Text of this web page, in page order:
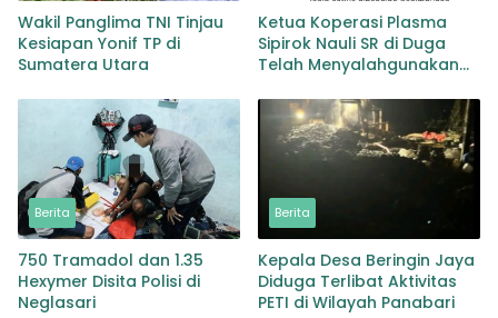
Wakil Panglima TNI Tinjau
Kesiapan Yonif TP di
Sumatera Utara
Ketua Koperasi Plasma
Sipirok Nauli SR di Duga
Telah Menyalahgunakan
Berita
750 Tramadol dan 1.35
Hexymer Disita Polisi di
Neglasari
Berita
Kepala Desa Beringin Jaya
Diduga Terlibat Aktivitas
PETI di Wilayah Panabari